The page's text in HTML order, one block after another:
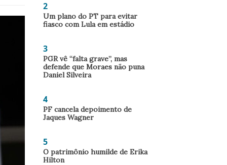
2
Um plano do PT para evitar
fiasco com Lula em estádio
3
PGR vê “falta grave”, mas
defende que Moraes não puna
Daniel Silveira
4
PF cancela depoimento de
Jaques Wagner
5
O patrimônio humilde de Erika
Hilton